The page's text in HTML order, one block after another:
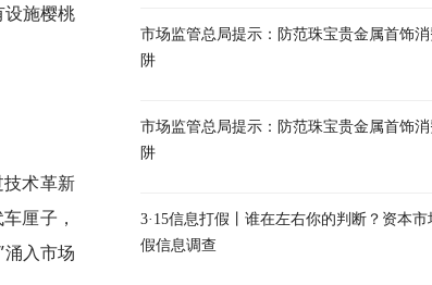
施樱桃
术革新
厘子，
入市场
市场监管总局提示：防范珠宝贵金属首饰消
阱
市场监管总局提示：防范珠宝贵金属首饰消
阱
3·15信息打假丨谁在左右你的判断？资本市
假信息调查